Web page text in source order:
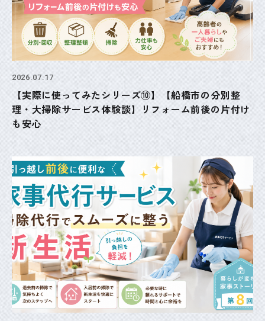
2026.07.17
【実際に使ってみたシリーズ⑩】【船橋市の分別整
理・大掃除サービス体験談】リフォーム前後の片付け
も安心